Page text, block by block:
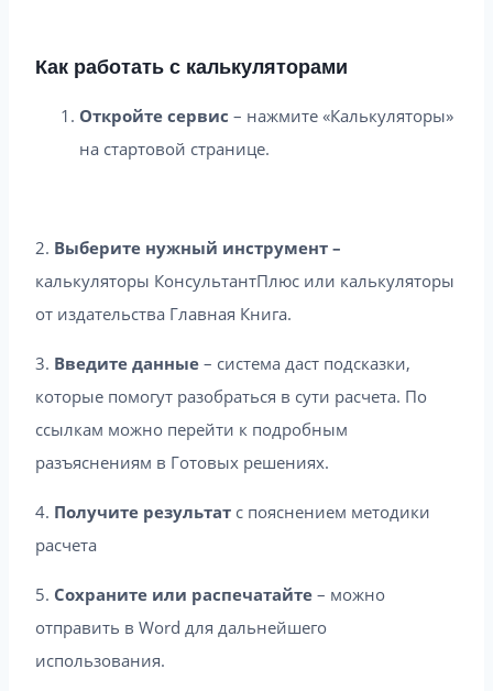
Как работать с калькуляторами
Откройте сервис – нажмите «Калькуляторы»
на стартовой странице.
2. Выберите нужный инструмент –
калькуляторы КонсультантПлюс или калькуляторы
от издательства Главная Книга.
3. Введите данные – система даст подсказки,
которые помогут разобраться в сути расчета. По
ссылкам можно перейти к подробным
разъяснениям в Готовых решениях.
4. Получите результат с пояснением методики
расчета
5. Сохраните или распечатайте – можно
отправить в Word для дальнейшего
использования.